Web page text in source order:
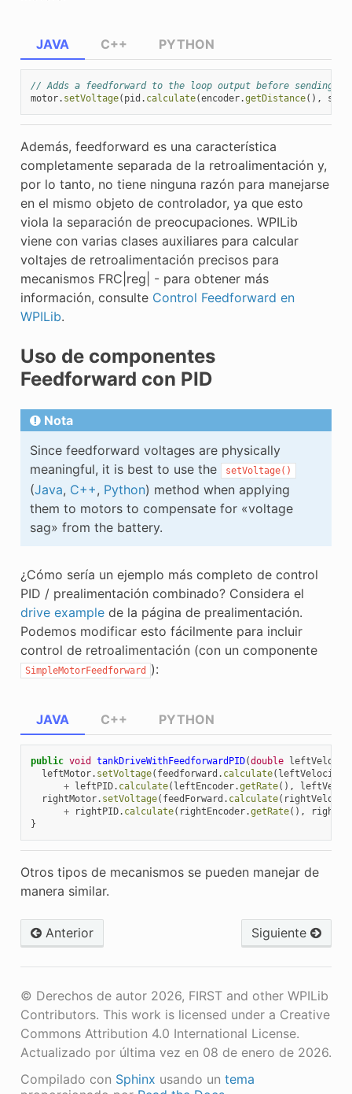
JAVA
// Adds a feedforward to the loop output before sending
motor. setVoltage( pid . calculate(encoder.getDistance(),
C++ PYTHON
Además, feedforward es una característica
completamente separada de la retroalimentación y,
por lo tanto, no tiene ninguna razón para manejarse
en el mismo objeto de controlador, ya que esto
viola la separación de preocupaciones. WPILib
viene con varias clases auxiliares para calcular
voltajes de retroalimentación precisos para
mecanismos FRC|reg| - para obtener más
información, consulte Control Feedforward en
WPILib.
Uso de componentes
Feedforward con PID
Nota
Since feedforward voltages are physically
meaningful, it is best to use the
setVoltage()
(Java, C++, Python) method when applying
them to motors to compensate for «voltage
sag» from the battery.
¿Cómo sería un ejemplo más completo de control
PID / prealimentación combinado? Considera el
drive examplede la página de prealimentación.
Podemos modificar esto fácilmente para incluir
control de retroalimentación (con un componente
SimpleMotorFeedforward ):
JAVA
public void tankDriveWithFeedforwardPID(double
leftMotor. setVoltage( feedforward . calculate(
+ leftPID. calculate( leftEncoder.getRate(),
rightMotor. setVoltage( feedForward . calculate(
+
rightPID. calculate( rightEncoder.getRate(),
}
C++ PYTHON
Otros tipos de mecanismos se pueden manejar de
manera similar.
Anterior Siguiente
© Derechos de autor 2026, FIRST and other WPILib
Contributors. This work is licensed under a Creative
Commons Attribution 4.0 International License.
Actualizado por última vez en 08 de enero de 2026.
Compilado con Sphinx usando un tema